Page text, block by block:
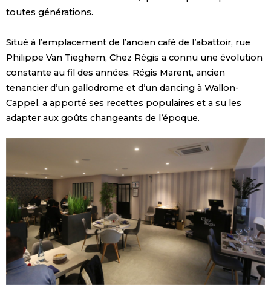
toutes générations.
Situé à l’emplacement de l’ancien café de l’abattoir, rue
Philippe Van Tieghem, Chez Régis a connu une évolution
constante au fil des années. Régis Marent, ancien
tenancier d’un gallodrome et d’un dancing à Wallon-
Cappel, a apporté ses recettes populaires et a su les
adapter aux goûts changeants de l’époque.